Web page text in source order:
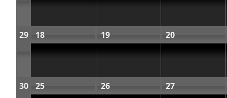
29 18 19 20
30 25 26 27